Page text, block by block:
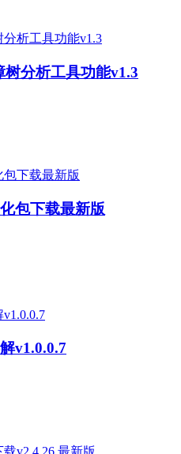
分析工具功能v1.3
包下载最新版
v1.0.0.7